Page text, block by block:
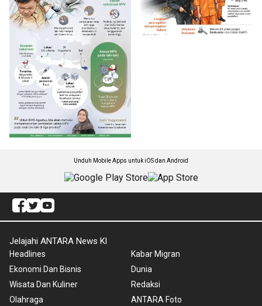
Unduh Mobile Apps untuk iOS dan Android
Jelajahi ANTARA News Kl
Headlines
Ekonomi Dan Bisnis
Wisata Dan Kuliner
Olahraga
Kabar Migran
Dunia
Redaksi
ANTARA Foto